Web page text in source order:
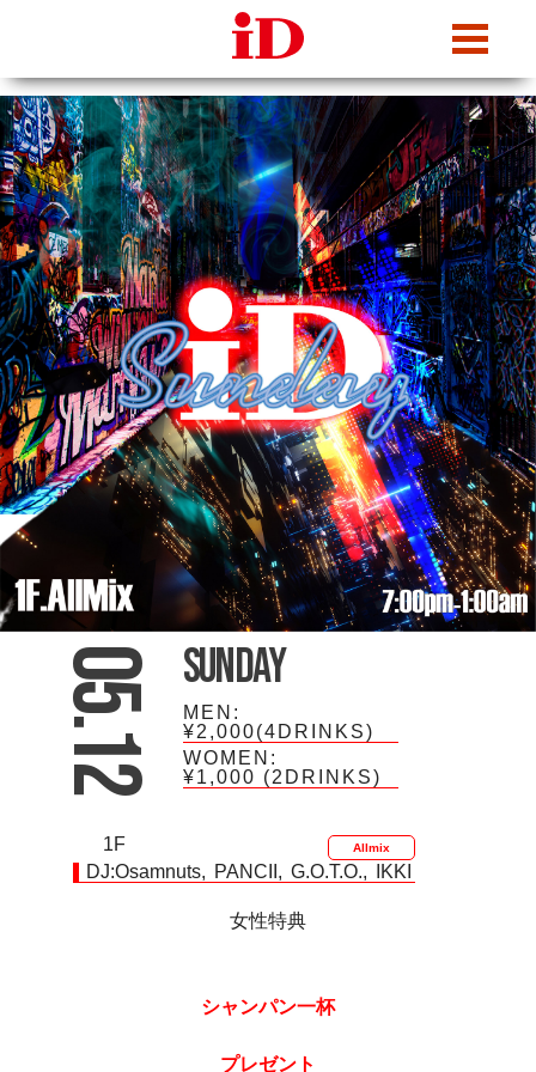
05.12 Sunday
MEN:
¥2,000(4DRINKS)
WOMEN:
¥1,000 (2DRINKS)
1F Allmix
DJ:Osamnuts PANCII G.O.T.O. IKKI
女性特典
シャンパン一杯
プレゼント